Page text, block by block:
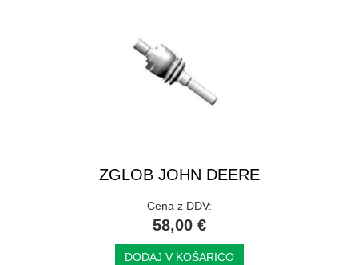
ZGLOB JOHN DEERE
Cena z DDV:
58,00 €
DODAJ V KOŠARICO